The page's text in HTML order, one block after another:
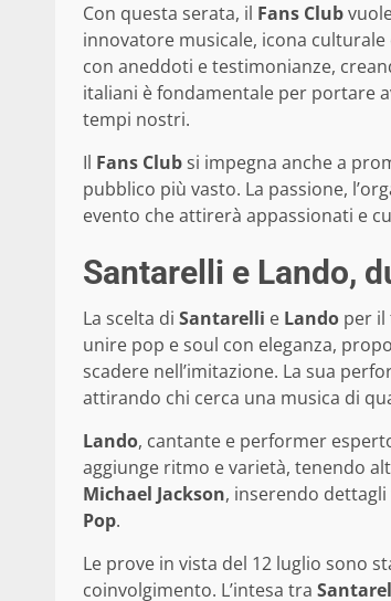
Con questa serata, il Fans Club
innovatore musicale, icona
con aneddoti e testimonianze,
italiani è fondamentale per portare
tempi nostri.
Il Fans Clubsi impegna anche a
pubblico più vasto. La passione,
evento che attirerà appassionati e
Santarelli e Lando,
La scelta di Santarelli e Lando per il
unire pop e soul con eleganza,
scadere nell’imitazione. La sua
attirando chi cerca una musica di
Lando, cantante e performer
aggiunge ritmo e varietà, tenendo
Michael Jackson, inserendo
Pop.
Le prove in vista del 12 luglio sono
coinvolgimento. L’intesa tra